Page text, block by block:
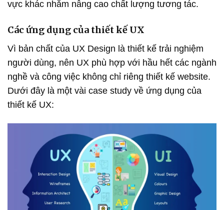
vực khác nhằm nâng cao chất lượng tương tác.
Các ứng dụng của thiết kế UX
Vì bản chất của UX Design là thiết kế trải nghiệm
người dùng, nên UX phù hợp với hầu hết các ngành
nghề và công việc không chỉ riêng thiết kế website.
Dưới đây là một vài case study về ứng dụng của
thiết kế UX: